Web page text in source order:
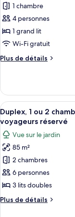
pour
ce
type
de
chambre :
Chambre
vue
jardin
1 chambre
4 personnes
1 grand lit
Wi-Fi gratuit
Plus de détails
Plus
le
type
de
chambre
Chambre
Double
Tradition,
vue
jardin
Afficher
toutes
les
photos
pour
ce
type
de
chambre :
Duplex,
13
Duplex, 1 ou 2
voyageurs réservé
Vue sur le jardin
85 m²
2 chambres
6 personnes
3 lits doubles
Plus de détails
Plus